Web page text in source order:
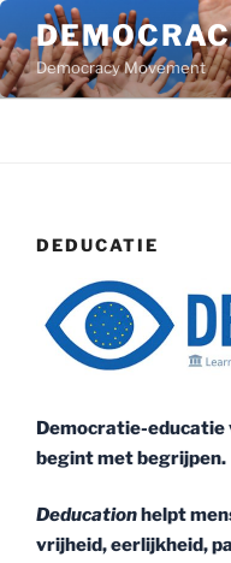
Ga
naar
de
inhoud
Democracy Movement
DEDUCATIE
Democratie-educatie
begint met begrijpen.
Deducation helpt
vrijheid, eerlijkheid,